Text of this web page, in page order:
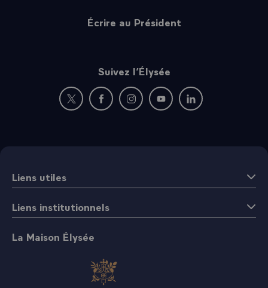
Écrire au Président
Suivez l’Élysée
Nouvelle fenêtre : rejoignez-nous sur Twitter
Nouvelle fenêtre : rejoignez-nous sur
Nouvelle fenêtre : rejoignez-nous
Nouvelle fenêtre :
Nouvelle fenêtre :
Liens utiles
Liens institutionnels
La Maison Élysée